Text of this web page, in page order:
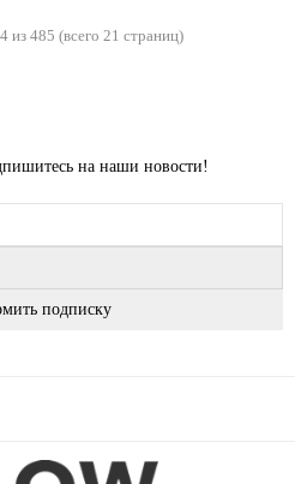
из 485 (всего 21 страниц)
на наши новости!
подписку